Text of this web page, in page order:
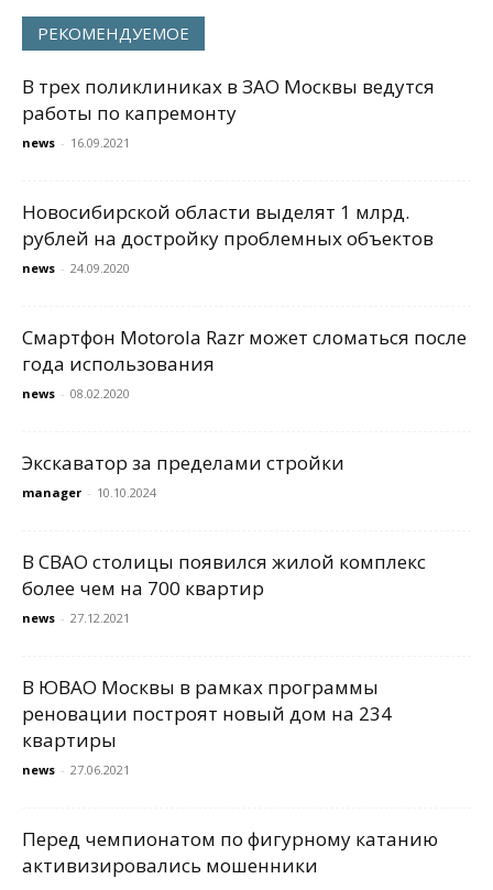
РЕКОМЕНДУЕМОЕ
В трех поликлиниках в ЗАО Москвы ведутся
работы по капремонту
news - 16.09.2021
Новосибирской области выделят 1 млрд.
рублей на достройку проблемных объектов
news - 24.09.2020
Смартфон Motorola Razr может сломаться после
года использования
news - 08.02.2020
Экскаватор за пределами стройки
manager - 10.10.2024
В СВАО столицы появился жилой комплекс
более чем на 700 квартир
news - 27.12.2021
В ЮВАО Москвы в рамках программы
реновации построят новый дом на 234
квартиры
news - 27.06.2021
Перед чемпионатом по фигурному катанию
активизировались мошенники